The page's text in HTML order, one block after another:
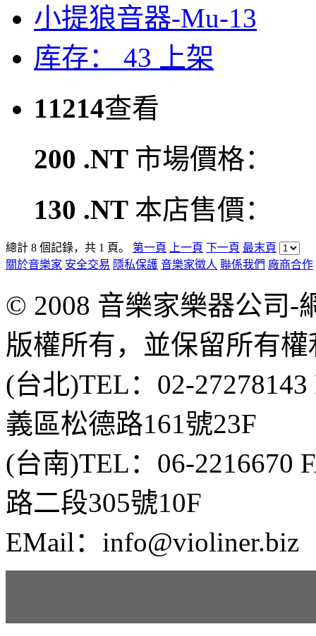
小提狼音器-Mu-13
库存： 43
上架
11214查看
200 .NT 市場價格：
130 .NT 本店售價：
總計 8 個記錄，共 1 頁。 第一頁 上一頁 下一頁 最末頁
關於音樂家 安全交易 隱私保護 音樂家徵人 聯係我們 廠商合作
© 2008 音樂家樂器公司-
版權所有，並保留所有權
(台北)TEL：02-
義區松德路161號23F
(台南)TEL：06-2216670
路二段305號10F
EMail：info@violiner.biz